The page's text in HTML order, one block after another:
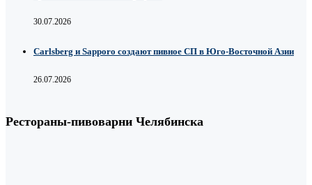
30.07.2026
Carlsberg и Sapporo создают пивное СП в Юго-Восточной Азии
26.07.2026
Рестораны-пивоварни Челябинска